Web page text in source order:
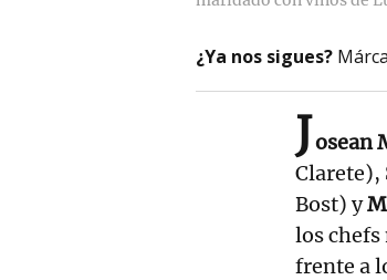
¿Ya nos sigues?
Josean
Clarete),
Bost) y
los chefs
frente a